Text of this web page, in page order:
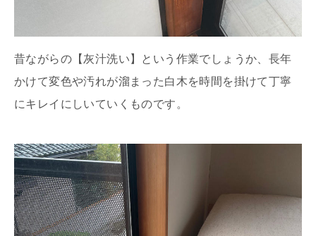
昔ながらの【灰汁洗い】という作業でしょうか、長年
かけて変色や汚れが溜まった白木を時間を掛けて丁寧
にキレイにしいていくものです。